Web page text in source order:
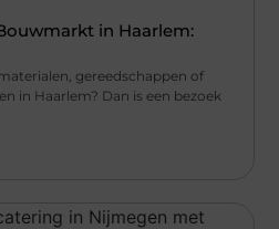
in Haarlem:
gereedschappen of
in Haarlem? Dan is een bezoek